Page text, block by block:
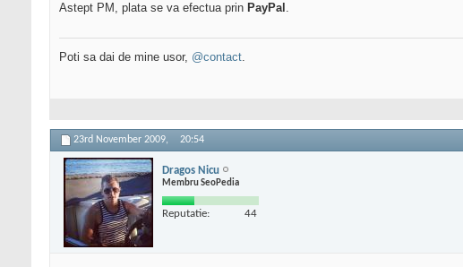
Astept PM, plata se va efectua prin PayPal .
Poti sa dai de mine usor, @contact.
23rd November 2009, 20:54
Dragos Nicu
Membru SeoPedia
Reputatie: 44